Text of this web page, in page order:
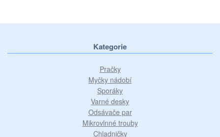
Kategorie
Pračky
Myčky nádobí
Sporáky
Varné desky
Odsávače par
Mikrovlnné trouby
Chladničky